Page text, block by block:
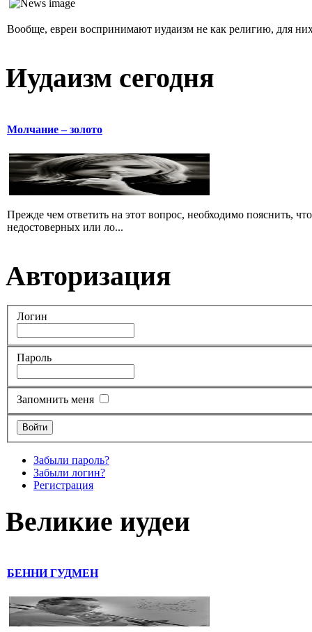
Вообще, евреи воспринимают иудаизм не как религию, для
Иудаизм сегодня
Молчание – золото
Прежде чем ответить на этот вопрос, необходимо пояснить,
недостоверных или ло...
Авторизация
Логин
Пароль
Запомнить меня
Забыли пароль?
Забыли логин?
Регистрация
Великие иудеи
БЕННИ ГУДМЕН